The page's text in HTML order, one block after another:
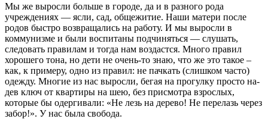
Мы же выросли больше в горо­де, да и в разного рода
учреждени­ях — ясли, сад, общежитие. Наши матери после
родов быстро воз­вращались на работу. И мы вырос­ли в
коммунизме и были воспита­ны подчиняться — слушать,
следо­вать правилам и тогда нам воздас­тся. Много правил
хорошего тона, но дети не очень-то знаю, что же это такое –
как, к примеру, одно из правил: не пачкать (слишком час­то)
одежду. Многие из нас вырос­ли, бегая на прогулку просто на­
дев ключ от квартиры на шею, без присмотра взрослых,
которые бы одергивали: «Не лезь на дерево! Не перелазь через
забор!». У нас была свобода.